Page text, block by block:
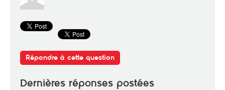
Répondre à cette question
Dernières réponses postées